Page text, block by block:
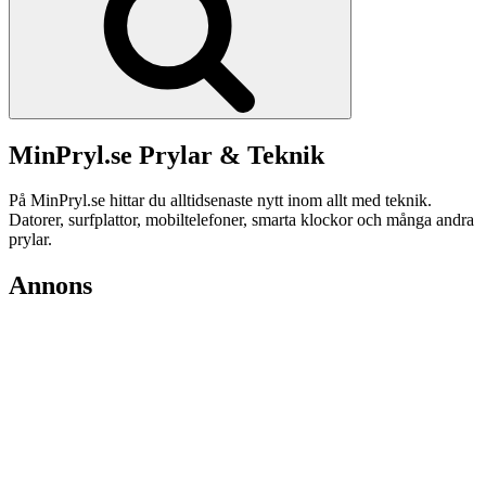
MinPryl.se Prylar & Teknik
På MinPryl.se hittar du alltidsenaste nytt inom allt med teknik.
Datorer, surfplattor, mobiltelefoner, smarta klockor och många andra
prylar.
Annons